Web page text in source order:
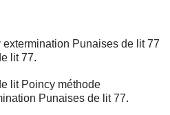
Punaises de lit 77
lit 77.
lit Poincy méthode
Punaises de lit 77.